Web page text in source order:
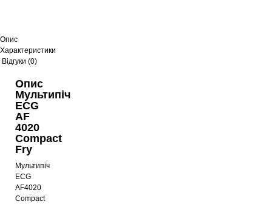
Опис
Характеристики
Відгуки (0)
Опис
Мультипіч
ECG
AF
4020
Compact
Fry
Мультипіч
ECG
AF4020
Compact